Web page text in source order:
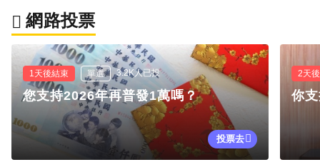
網路投票
1天後結束 單選 3.2K人已投
您支持2026年再普發1萬嗎？
投票去
2天
你